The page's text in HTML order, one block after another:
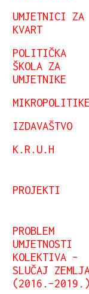
UMJETNICI ZA
KVART
POLITIČKA
ŠKOLA ZA
UMJETNIKE
MIKROPOLITIKE
IZDAVAŠTVO
K.R.U.H
PROJEKTI
PROBLEM
UMJETNOSTI
KOLEKTIVA –
SLUČAJ
(2016.–2019.)